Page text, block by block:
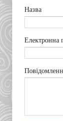
Назва
Електронна